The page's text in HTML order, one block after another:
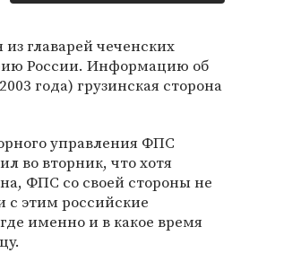
главарей чеченских
России. Информацию об
года) грузинская сторона
управления ФПС
во вторник, что хотя
ФПС со своей стороны не
с этим российские
именно и в какое время